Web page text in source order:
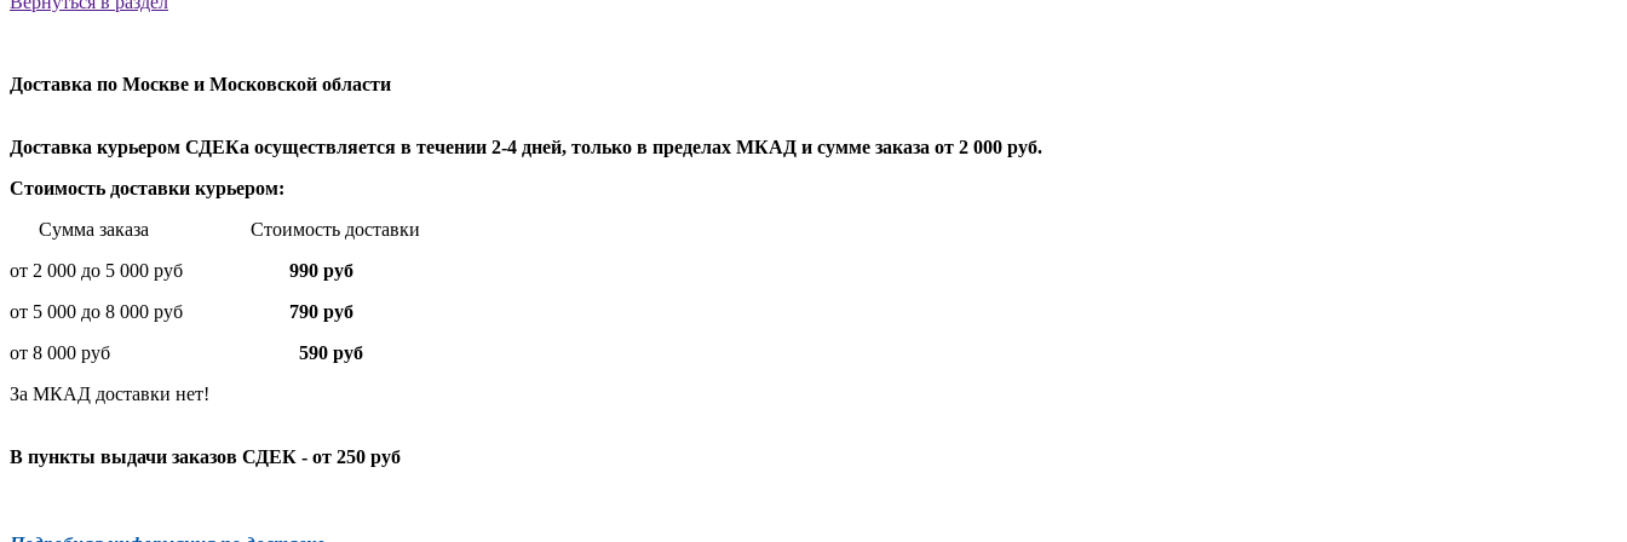
Доставка по Москве и Московской области
Доставка курьером СДЕКа осуществляется в течении 2-4 дней, только в пределах МКАД и сумме заказа от 2 000 руб.
Стоимость доставки курьером:
Сумма заказа Стоимость доставки
от 2 000 до 5 000 руб
990 руб
от 5 000 до 8 000 руб 790 руб
от 8 000 руб 590 руб
За МКАД доставки нет!
В пункты выдачи заказов СДЕК - от 250 руб